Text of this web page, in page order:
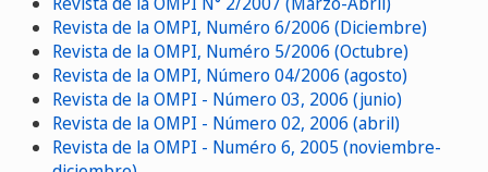
Revista de la OMPI, Numéro 6/2006 (Diciembre)
Revista de la OMPI, Numéro 5/2006 (Octubre)
Revista de la OMPI, Número 04/2006 (agosto)
Revista de la OMPI - Número 03, 2006 (junio)
Revista de la OMPI - Número 02, 2006 (abril)
Revista de la OMPI - Numéro 6, 2005 (noviembre-